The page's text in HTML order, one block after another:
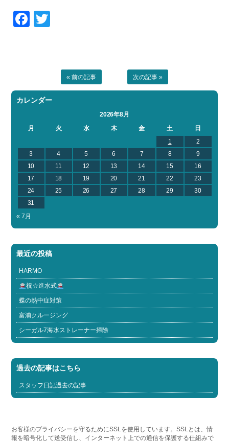
Facebook
« 前の記事 次の記事 »
カレンダー
2026年8月
月
火 水 木 金 土
日
1
2
3
4 5 6 7 8
9
10
11 12 13 14 15
16
17
18 19 20 21 22
23
24
25 26 27 28 29
30
31
« 7月
最近の投稿
HARMO
祝☆進水式
蝶の熱中症対策
富浦クルージング
シーガル7海水ストレーナー掃除
過去の記事はこちら
スタッフ日記過去の記事
お客様のプライバシーを守るためにSSLを使用しています。SSLとは、情
報を暗号化して送受信し、インターネット上での通信を保護する仕組みで